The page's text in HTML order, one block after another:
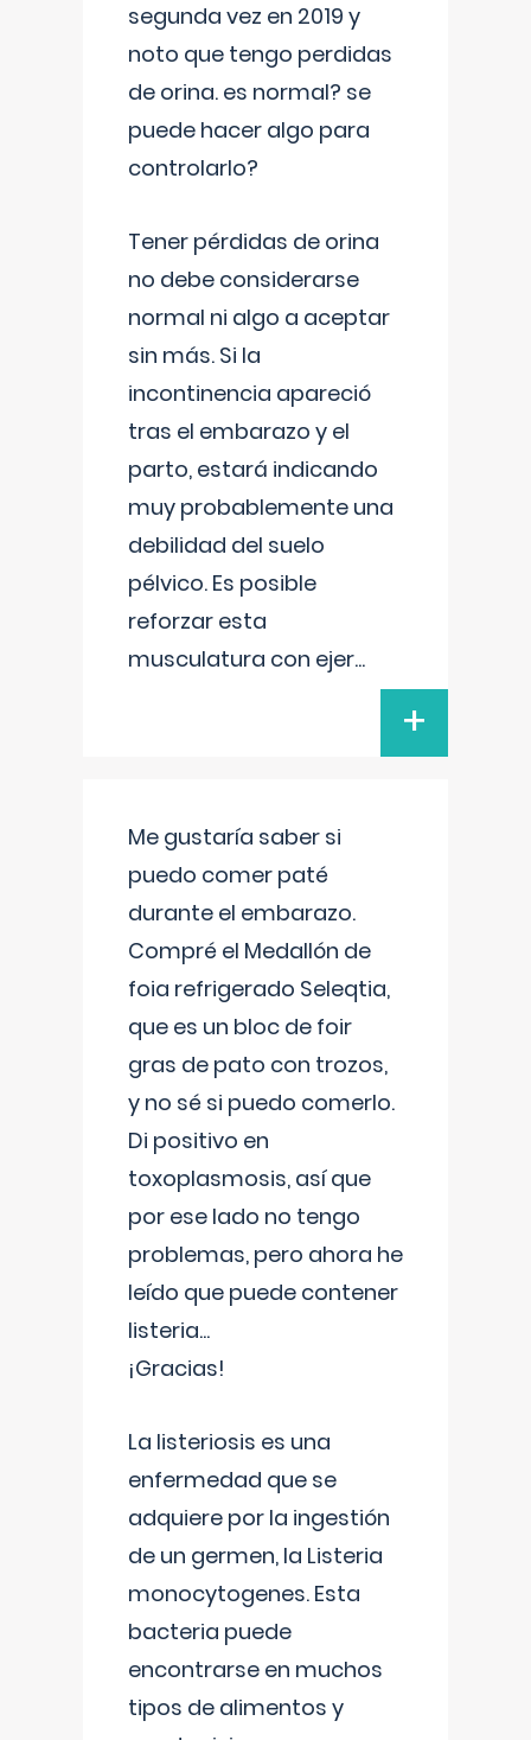
segunda vez en 2019 y
noto que tengo perdidas
de orina. es normal? se
puede hacer algo para
controlarlo?
Tener pérdidas de orina
no debe considerarse
normal ni algo a aceptar
sin más. Si la
incontinencia apareció
tras el embarazo y el
parto, estará indicando
muy probablemente una
debilidad del suelo
pélvico. Es posible
reforzar esta
musculatura con ejer...
+
Me gustaría saber si
puedo comer paté
durante el embarazo.
Compré el Medallón de
foia refrigerado Seleqtia,
que es un bloc de foir
gras de pato con trozos,
y no sé si puedo comerlo.
Di positivo en
toxoplasmosis, así que
por ese lado no tengo
problemas, pero ahora he
leído que puede contener
listeria...
¡Gracias!
La listeriosis es una
enfermedad que se
adquiere por la ingestión
de un germen, la Listeria
monocytogenes. Esta
bacteria puede
encontrarse en muchos
tipos de alimentos y